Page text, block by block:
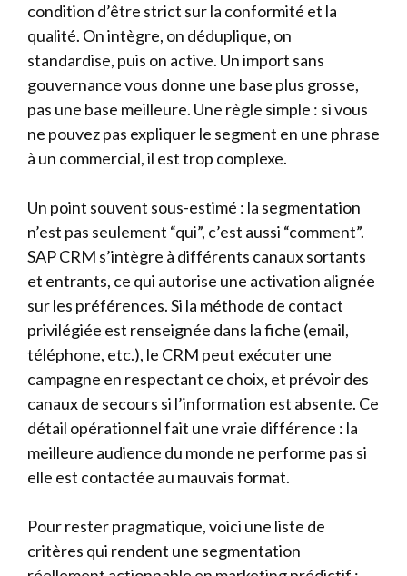
condition d’être strict sur la conformité et la
qualité. On intègre, on déduplique, on
standardise, puis on active. Un import sans
gouvernance vous donne une base plus grosse,
pas une base meilleure. Une règle simple : si vous
ne pouvez pas expliquer le segment en une phrase
à un commercial, il est trop complexe.
Un point souvent sous-estimé : la segmentation
n’est pas seulement “qui”, c’est aussi “comment”.
SAP CRM s’intègre à différents canaux sortants
et entrants, ce qui autorise une activation alignée
sur les préférences. Si la méthode de contact
privilégiée est renseignée dans la fiche (email,
téléphone, etc.), le CRM peut exécuter une
campagne en respectant ce choix, et prévoir des
canaux de secours si l’information est absente. Ce
détail opérationnel fait une vraie différence : la
meilleure audience du monde ne performe pas si
elle est contactée au mauvais format.
Pour rester pragmatique, voici une liste de
critères qui rendent une segmentation